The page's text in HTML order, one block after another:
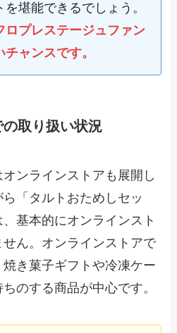
堪能できるでしょう。
ロプレステージュファン
ャンスです。
取り扱い状況
ンラインストアも展開し
「タルトおためしセッ
基本的にオンラインスト
ん。オンラインストアで
き菓子ギフトや冷凍ケー
のする商品が中心です。